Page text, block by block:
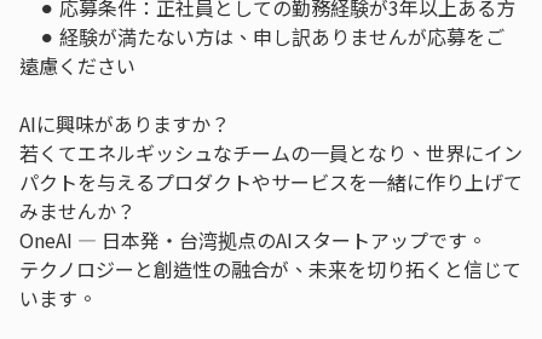
⚫︎ 応募条件：正社員としての勤務経験が3年以上ある方
⚫︎ 経験が満たない方は、申し訳ありませんが応募をご
遠慮ください
AIに興味がありますか？
若くてエネルギッシュなチームの一員となり、世界にイン
パクトを与えるプロダクトやサービスを一緒に作り上げて
みませんか？
OneAI — 日本発・台湾拠点のAIスタートアップです。
テクノロジーと創造性の融合が、未来を切り拓くと信じて
います。